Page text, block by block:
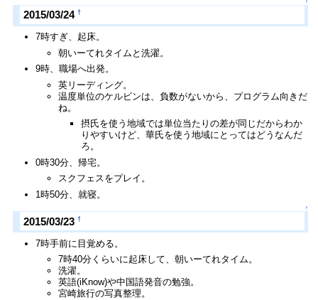
↑
2015/03/24 †
7時すぎ、起床。
朝いーてれタイムと洗濯。
9時、職場へ出発。
英リーディング。
温度単位のケルビンは、負数がないから、プログラム向きだ
ね。
摂氏を使う地域では単位当たりの差が同じだからわか
りやすいけど、華氏を使う地域にとってはどうなんだ
ろ。
0時30分、帰宅。
スクフェスをプレイ。
1時50分、就寝。
↑
2015/03/23 †
7時手前に目覚める。
7時40分くらいに起床して、朝いーてれタイム。
洗濯。
英語(iKnow)や中国語発音の勉強。
宮崎旅行の写真整理。